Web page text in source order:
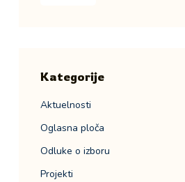
Kategorije
Aktuelnosti
Oglasna ploča
Odluke o izboru
Projekti